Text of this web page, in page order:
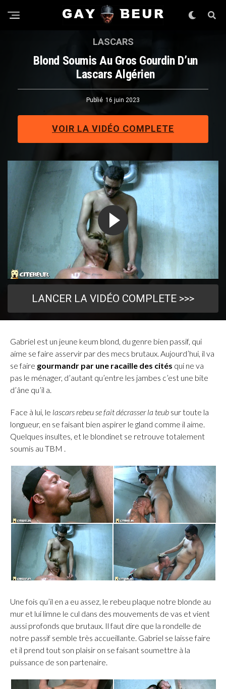
LANCER LA VIDÉO COMPLETE >>>
LASCARS
Blond Soumis Au Gros Gourdin D’un
Lascars Algérien
Publié 16 juin 2023
VOIR LA VIDÉO COMPLETE
Gabriel est un jeune keum blond, du genre bien passif, qui
aime se faire asservir par des mecs brutaux. Aujourd’hui, il va
se faire gourmandr par une racaille des cités qui ne va
pas le ménager, d’autant qu’entre les jambes c’est une bite
d’âne qu’il a.
Face à lui, le lascars rebeu se fait décrasser la teub sur toute la
longueur, en se faisant bien aspirer le gland comme il aime.
Quelques insultes, et le blondinet se retrouve totalement
soumis au TBM .
Une fois qu’il en a eu assez, le rebeu plaque notre blonde au
mur et lui limne le cul dans des mouvements de vas et vient
aussi profonds que brutaux. Il faut dire que la rondelle de
notre passif semble très accueillante. Gabriel se laisse faire
et il prend tout son plaisir on se faisant soumettre à la
puissance de son partenaire.